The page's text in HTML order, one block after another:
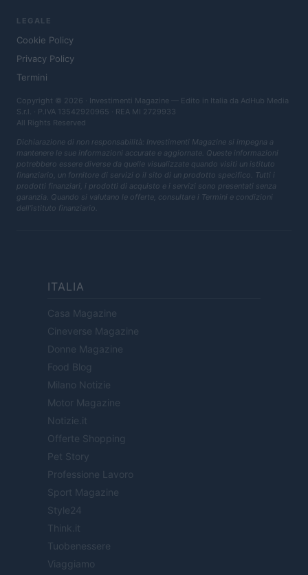
LEGALE
Cookie Policy
Privacy Policy
Termini
Copyright © 2026 · Investimenti Magazine — Edito in Italia da AdHub Media
S.r.l. · P.IVA 13542920965 · REA MI 2729933
All Rights Reserved
Dichiarazione di non responsabilità: Investimenti Magazine si impegna a
mantenere le sue informazioni accurate e aggiornate. Queste informazioni
potrebbero essere diverse da quelle visualizzate quando visiti un istituto
finanziario, un fornitore di servizi o il sito di un prodotto specifico. Tutti i
prodotti finanziari, i prodotti di acquisto e i servizi sono presentati senza
garanzia. Quando si valutano le offerte, consultare i Termini e condizioni
dell'istituto finanziario.
ITALIA
Casa Magazine
Cineverse Magazine
Donne Magazine
Food Blog
Milano Notizie
Motor Magazine
Notizie.it
Offerte Shopping
Pet Story
Professione Lavoro
Sport Magazine
Style24
Think.it
Tuobenessere
Viaggiamo